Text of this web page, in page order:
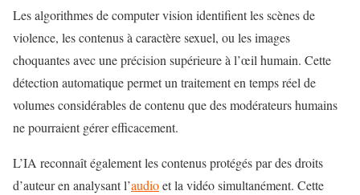
Les algorithmes de computer vision identifient les scènes de
violence, les contenus à caractère sexuel, ou les images
choquantes avec une précision supérieure à l’œil humain. Cette
détection automatique permet un traitement en temps réel de
volumes considérables de contenu que des modérateurs humains
ne pourraient gérer efficacement.
L’IA reconnaît également les contenus protégés par des droits
d’auteur en analysant l’audioet la vidéo simultanément. Cette